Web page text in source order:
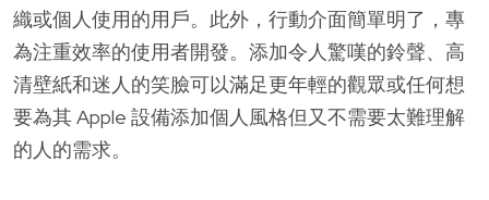
織或個人使用的用戶。此外，行動介面簡單明了，專
為注重效率的使用者開發。添加令人驚嘆的鈴聲、高
清壁紙和迷人的笑臉可以滿足更年輕的觀眾或任何想
要為其 Apple 設備添加個人風格但又不需要太難理解
的人的需求。